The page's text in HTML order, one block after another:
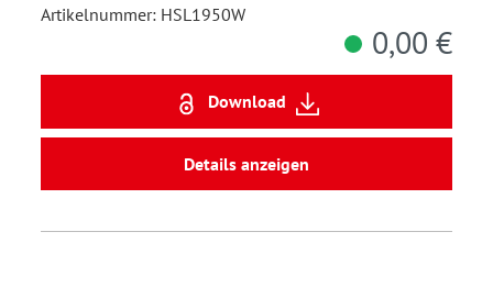
Artikelnummer: HSL1950W
0,00 €
Download
Details anzeigen